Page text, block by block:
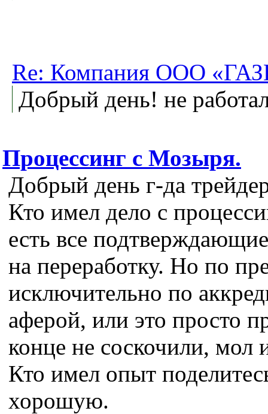
Re: Компания ООО
Добрый день! не
Процессинг с Мозыря.
Добрый день г-да
Кто имел дело с
есть все
на переработку. Но по
исключительно по
аферой, или это просто
конце не соскочили, мол
Кто имел опыт
хорошую.